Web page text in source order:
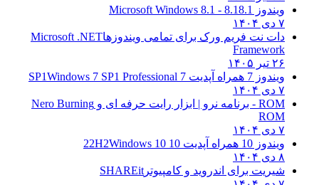
ویندوز 8.18.1 - Microsoft Windows 8.1
دات نت فریم ورک برای تمامی ویندوزهاMicrosoft .NET
Framework
ویندوز 7 همراه آپدیت 7 SP1
Windows 7 SP1 Professional
ROM - برنامه نرو | ابزار رایت حرفه ای و
Nero Burning
ROM
ویندوز 10 همراه آپدیت 10 22H2
Windows 10
شیریت برای اندروید و کامپیوترSHAREit